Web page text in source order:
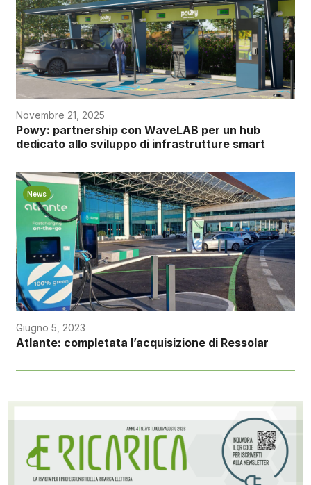
Novembre 21, 2025
Powy: partnership con WaveLAB per un hub
dedicato allo sviluppo di infrastrutture smart
News
Giugno 5, 2023
Atlante: completata l’acquisizione di Ressolar